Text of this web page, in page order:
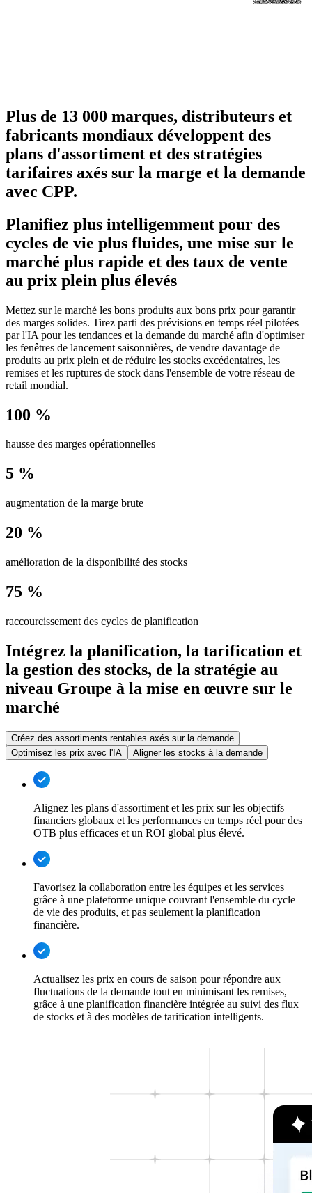
Plus de 13 000 marques, distributeurs et
fabricants mondiaux développent des
plans d'assortiment et des stratégies
tarifaires axés sur la marge et la demande
avec CPP.
Planifiez plus intelligemment pour des
cycles de vie plus fluides, une mise sur le
marché plus rapide et des taux de vente
au prix plein plus élevés
Mettez sur le marché les bons produits aux bons prix pour garantir
des marges solides. Tirez parti des prévisions en temps réel pilotées
par l'IA pour les tendances et la demande du marché afin d'optimiser
les fenêtres de lancement saisonnières, de vendre davantage de
produits au prix plein et de réduire les stocks excédentaires, les
remises et les ruptures de stock dans l'ensemble de votre réseau de
retail mondial.
100 %
hausse des marges opérationnelles
5 %
augmentation de la marge brute
20 %
amélioration de la disponibilité des stocks
75 %
raccourcissement des cycles de planification
Intégrez la planification, la tarification et
la gestion des stocks, de la stratégie au
niveau Groupe à la mise en œuvre sur le
marché
Créez des assortiments rentables axés sur la demande
Optimisez les prix avec l'IA
Aligner les stocks à la demande
Alignez les plans d'assortiment et les prix sur les objectifs
financiers globaux et les performances en temps réel pour des
OTB plus efficaces et un ROI global plus élevé.
Favorisez la collaboration entre les équipes et les services
grâce à une plateforme unique couvrant l'ensemble du cycle
de vie des produits, et pas seulement la planification
financière.
Actualisez les prix en cours de saison pour répondre aux
fluctuations de la demande tout en minimisant les remises,
grâce à une planification financière intégrée au suivi des flux
de stocks et à des modèles de tarification intelligents.